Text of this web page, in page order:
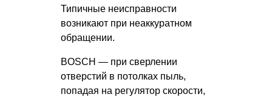
Типичные неисправности
возникают при неаккуратном
обращении.
BOSCH — при сверлении
отверстий в потолках пыль,
попадая на регулятор скорости,